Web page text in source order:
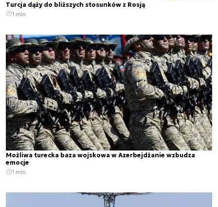
Turcja dąży do bliższych stosunków z Rosją
1 min.
Możliwa turecka baza wojskowa w Azerbejdżanie wzbudza
emocje
1 min.